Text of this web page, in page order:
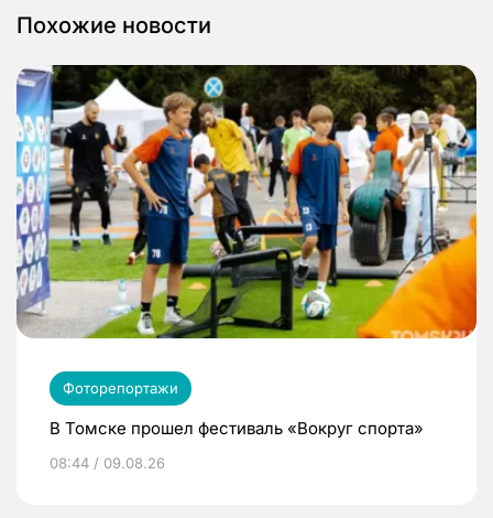
Похожие новости
Фоторепортажи
В Томске прошел фестиваль «Вокруг спорта»
08:44 / 09.08.26